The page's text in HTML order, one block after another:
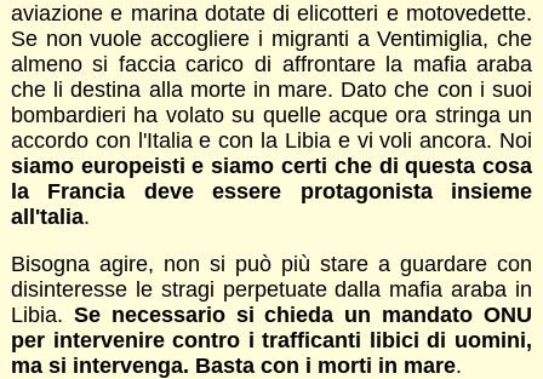
aviazione e marina dotate di elicotteri e motovedette.
Se non vuole accogliere i migranti a Ventimiglia, che
almeno si faccia carico di affrontare la mafia araba
che li destina alla morte in mare. Dato che con i suoi
bombardieri ha volato su quelle acque ora stringa un
accordo con l'Italia e con la Libia e vi voli ancora. Noi
siamo europeisti e siamo certi che di questa cosa
la Francia deve essere protagonista insieme
all'talia.
Bisogna agire, non si può più stare a guardare con
disinteresse le stragi perpetuate dalla mafia araba in
Libia. Se necessario si chieda un mandato ONU
per intervenire contro i trafficanti libici di uomini,
ma si intervenga. Basta con i morti in mare.